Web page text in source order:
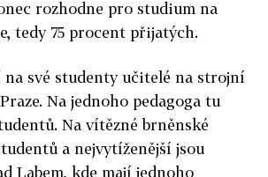
rozhodne pro studium na
tedy 75 procent přijatých.
na své studenty učitelé na strojní
Na jednoho pedagoga tu
Na vítězné brněnské
a nejvytíženější jsou
Labem, kde mají jednoho